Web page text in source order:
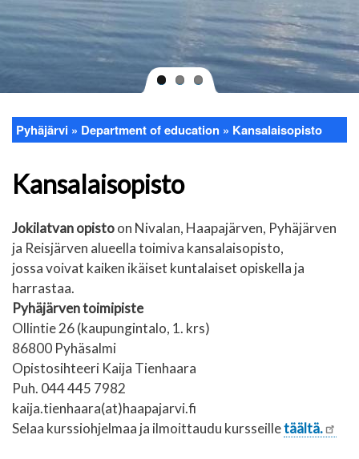
Breadcrumb
Pyhäjärvi Department of education Kansalaisopisto
Kansalaisopisto
Jokilatvan opistoon Nivalan, Haapajärven, Pyhäjärven
ja Reisjärven alueella toimiva kansalaisopisto,
jossa voivat kaiken ikäiset kuntalaiset opiskella ja
harrastaa.
Pyhäjärven toimipiste
Ollintie 26 (kaupungintalo, 1. krs)
86800 Pyhäsalmi
Opistosihteeri Kaija Tienhaara
Puh. 044 445 7982
kaija.tienhaara(at)haapajarvi.fi
Selaa kurssiohjelmaa ja ilmoittaudu kursseilletäältä.